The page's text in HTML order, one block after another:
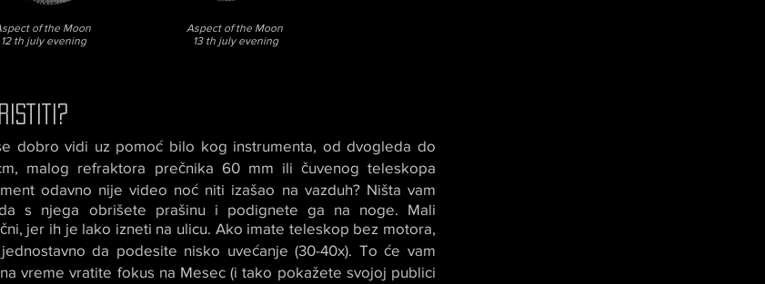
of the Moon
12 th july evening
Aspect of the Moon
13 th july evening
dobro vidi uz pomoć bilo kog instrumenta, od dvogleda do
malog refraktora prečnika 60 mm ili čuvenog teleskopa
odavno nije video noć niti izašao na vazduh? Ništa vam
s njega obrišete prašinu i podignete ga na noge. Mali
jer ih je lako izneti na ulicu. Ako imate teleskop bez motora,
da podesite nisko uvećanje (30-40x). To će vam
vreme vratite fokus na Mesec (i tako pokažete svojoj publici